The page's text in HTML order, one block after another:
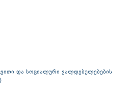
და სოციალური ვალდებულებების